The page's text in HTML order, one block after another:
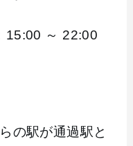
15:00 ～ 22:00
の駅が通過駅と